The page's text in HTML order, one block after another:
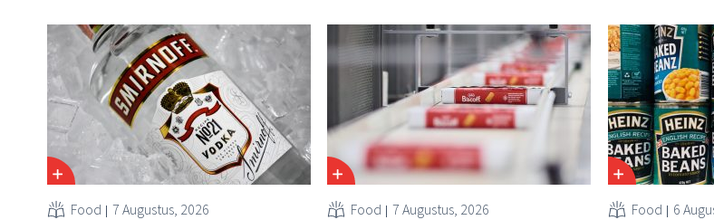
vaten bier in de zusterfabriek in Luik. .
Food 7 Augustus, 2026 Food 7 Augustus, 2026 Food 6